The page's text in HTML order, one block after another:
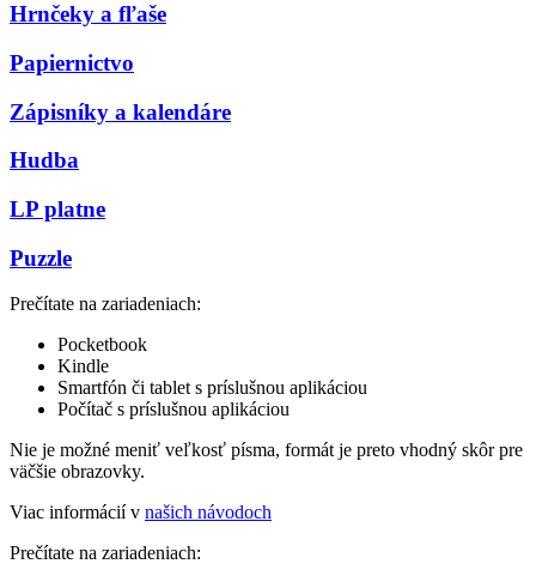
Hrnčeky a fľaše
Papiernictvo
Zápisníky a kalendáre
Hudba
LP platne
Puzzle
Prečítate na zariadeniach:
Pocketbook
Kindle
Smartfón či tablet s príslušnou aplikáciou
Počítač s príslušnou aplikáciou
Nie je možné meniť veľkosť písma, formát je preto vhodný skôr pre
väčšie obrazovky.
Viac informácií v našich návodoch
Prečítate na zariadeniach: